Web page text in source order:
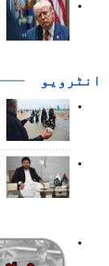
انٹرويو